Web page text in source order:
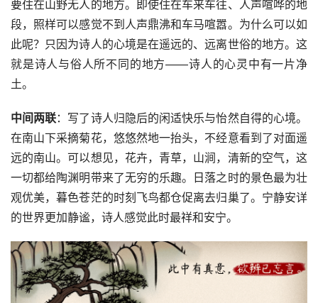
要住在山野无人的地方。即使住在车来车往、人声喧哗的地
段，照样可以感觉不到人声鼎沸和车马喧嚣。为什么可以如
此呢？只因为诗人的心境是在遥远的、远离世俗的地方。这
就是诗人与俗人所不同的地方——诗人的心灵中有一片净
土。
中间两联：写了诗人归隐后的闲适快乐与怡然自得的心境。
在南山下采摘菊花，悠悠然地一抬头，不经意看到了对面遥
远的南山。可以想见，花卉，青草，山涧，清新的空气，这
一切都给陶渊明带来了无穷的乐趣。日落之时的景色最为壮
观优美，暮色苍茫的时刻飞鸟都仓促离去归巢了。宁静安详
的世界更加静谧，诗人感觉此时最祥和安宁。